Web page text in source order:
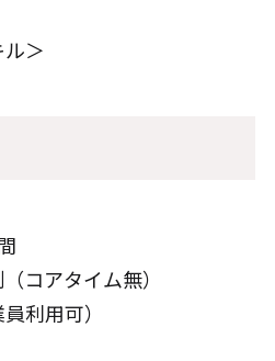
＞
コアタイム無）
利用可）